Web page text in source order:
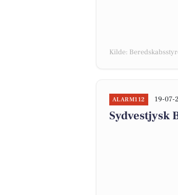
Kilde:
ALARM112 19-07-
Sydvestjysk